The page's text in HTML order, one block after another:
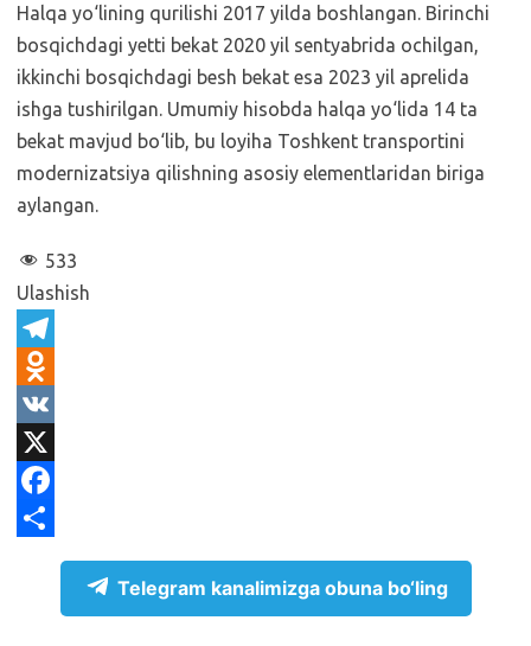
Halqa yo‘lining qurilishi 2017 yilda boshlangan. Birinchi
bosqichdagi yetti bekat 2020 yil sentyabrida ochilgan,
ikkinchi bosqichdagi besh bekat esa 2023 yil aprelida
ishga tushirilgan. Umumiy hisobda halqa yo‘lida 14 ta
bekat mavjud bo‘lib, bu loyiha Toshkent transportini
modernizatsiya qilishning asosiy elementlaridan biriga
aylangan.
533
Ulashish
T
e
e
g
O
d
n
o
V
KX
F
Telegram kanalimizga obuna bo‘ling